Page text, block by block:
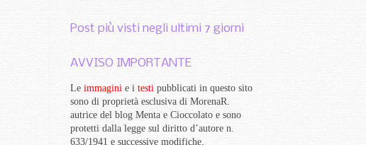
Post più visti negli ultimi 7 giorni
AVVISO IMPORTANTE
Le immagini e i testi pubblicati in questo sito
sono di proprietà esclusiva di MorenaR.
autrice del blog Menta e Cioccolato e sono
protetti dalla legge sul diritto d’autore n.
633/1941 e successive modifiche.